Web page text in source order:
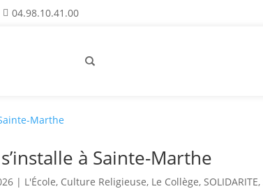
04.98.10.41.00
à Sainte-Marthe
| L'École, Culture Religieuse, Le Collège, SOLIDARITE,